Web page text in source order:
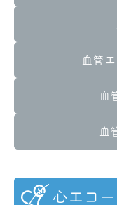
血管
血
血
心エコ